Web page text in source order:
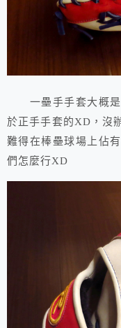
一壘手手套大概是
於正手手套的XD，沒
難得在棒壘球場上佔
們怎麼行XD